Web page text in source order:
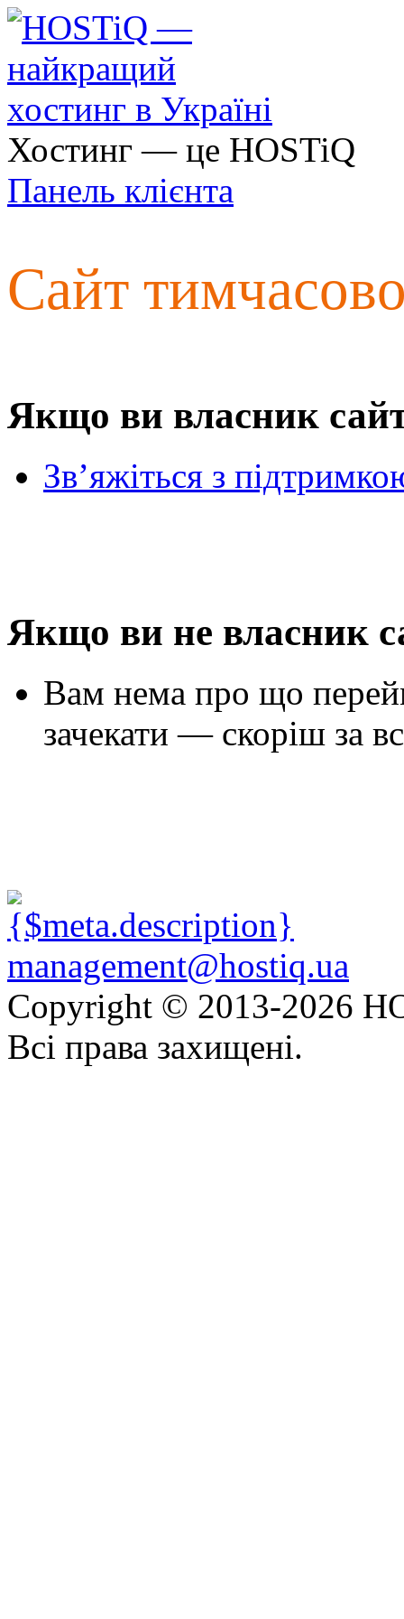
Хостинг — це HOSTiQ
Панель клієнта
Сайт
Якщо ви власник
Зв’яжіться з
Якщо ви не власник
Вам нема про що
зачекати — скоріш за
management@hostiq.ua
Copyright © 2013-2026
Всі права захищені.